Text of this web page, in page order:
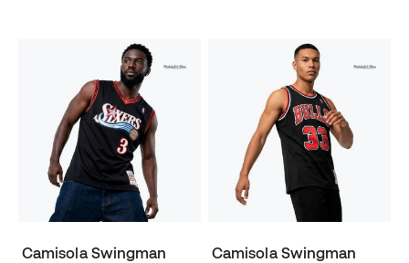
Camisola Swingman
Camisola Swingman